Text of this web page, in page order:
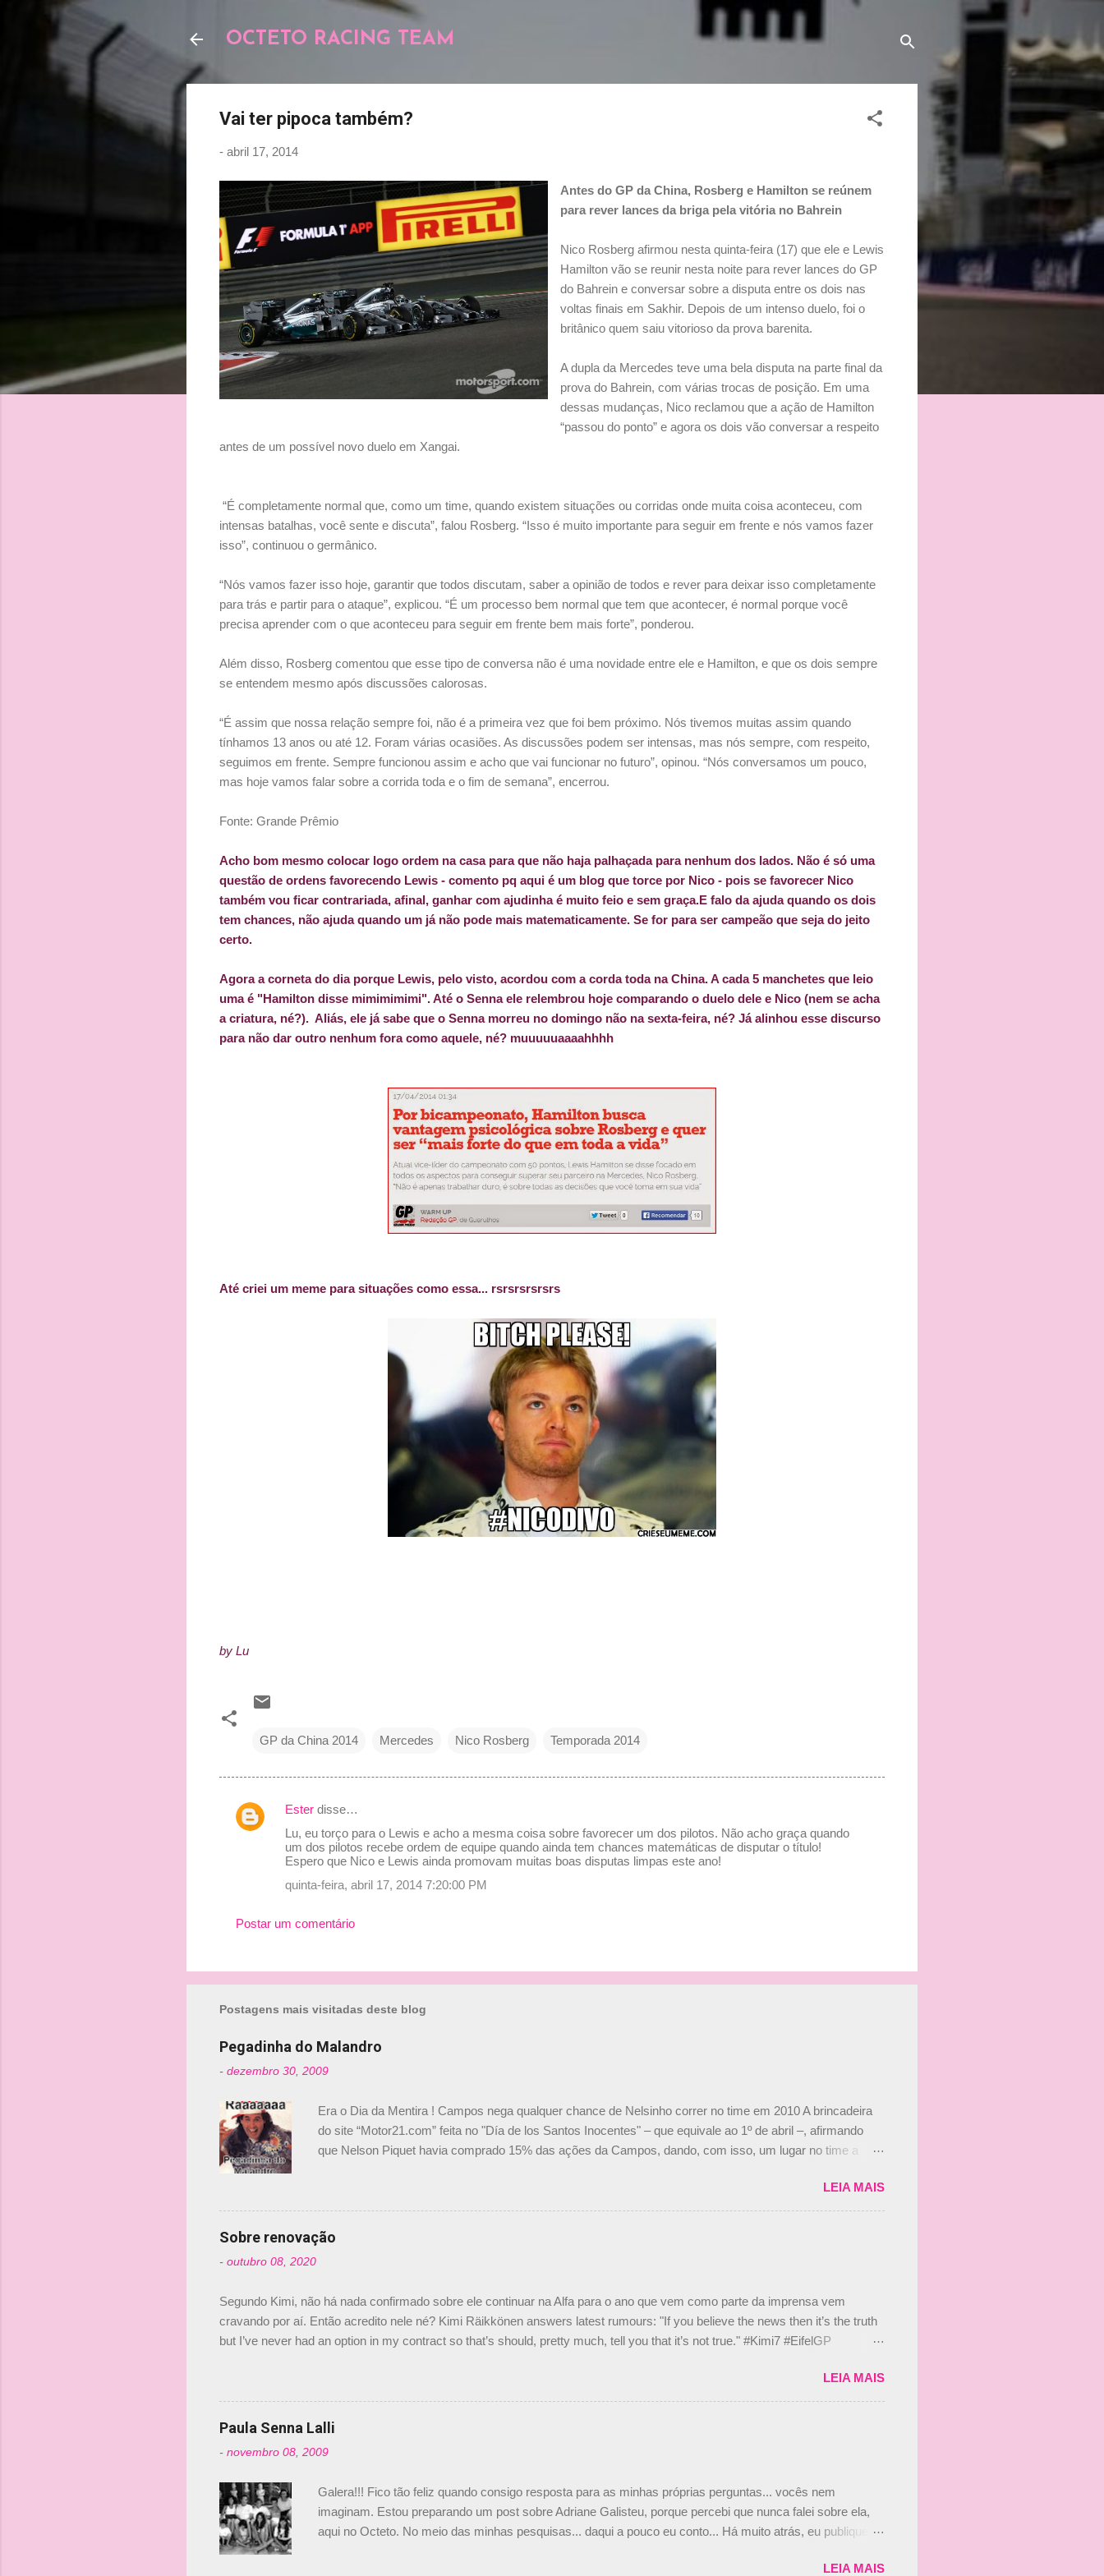
OCTETO RACING TEAM
Vai ter pipoca também?
- abril 17, 2014
Antes do GP da China, Rosberg e Hamilton se reúnem
para rever lances da briga pela vitória no Bahrein
Nico Rosberg afirmou nesta quinta-feira (17) que ele e Lewis
Hamilton vão se reunir nesta noite para rever lances do GP
do Bahrein e conversar sobre a disputa entre os dois nas
voltas finais em Sakhir. Depois de um intenso duelo, foi o
britânico quem saiu vitorioso da prova barenita.
A dupla da Mercedes teve uma bela disputa na parte final da
prova do Bahrein, com várias trocas de posição. Em uma
dessas mudanças, Nico reclamou que a ação de Hamilton
“passou do ponto” e agora os dois vão conversar a respeito
antes de um possível novo duelo em Xangai.
“É completamente normal que, como um time, quando existem situações ou corridas onde muita coisa aconteceu, com
intensas batalhas, você sente e discuta”, falou Rosberg. “Isso é muito importante para seguir em frente e nós vamos fazer
isso”, continuou o germânico.
“Nós vamos fazer isso hoje, garantir que todos discutam, saber a opinião de todos e rever para deixar isso completamente
para trás e partir para o ataque”, explicou. “É um processo bem normal que tem que acontecer, é normal porque você
precisa aprender com o que aconteceu para seguir em frente bem mais forte”, ponderou.
Além disso, Rosberg comentou que esse tipo de conversa não é uma novidade entre ele e Hamilton, e que os dois sempre
se entendem mesmo após discussões calorosas.
“É assim que nossa relação sempre foi, não é a primeira vez que foi bem próximo. Nós tivemos muitas assim quando
tínhamos 13 anos ou até 12. Foram várias ocasiões. As discussões podem ser intensas, mas nós sempre, com respeito,
seguimos em frente. Sempre funcionou assim e acho que vai funcionar no futuro”, opinou. “Nós conversamos um pouco,
mas hoje vamos falar sobre a corrida toda e o fim de semana”, encerrou.
Fonte: Grande Prêmio
Acho bom mesmo colocar logo ordem na casa para que não haja palhaçada para nenhum dos lados. Não é só uma
questão de ordens favorecendo Lewis - comento pq aqui é um blog que torce por Nico - pois se favorecer Nico
também vou ficar contrariada, afinal, ganhar com ajudinha é muito feio e sem graça.E falo da ajuda quando os dois
tem chances, não ajuda quando um já não pode mais matematicamente. Se for para ser campeão que seja do jeito
certo.
Agora a corneta do dia porque Lewis, pelo visto, acordou com a corda toda na China. A cada 5 manchetes que leio
uma é "Hamilton disse mimimimimi". Até o Senna ele relembrou hoje comparando o duelo dele e Nico (nem se acha
a criatura, né?). Aliás, ele já sabe que o Senna morreu no domingo não na sexta-feira, né? Já alinhou esse discurso
para não dar outro nenhum fora como aquele, né? muuuuuaaaahhhh
Até criei um meme para situações como essa... rsrsrsrsrsrs
by Lu
GP da China 2014 Mercedes Nico Rosberg Temporada 2014
C
s
Ester disse…
Lu, eu torço para o Lewis e acho a mesma coisa sobre favorecer um dos pilotos. Não acho graça quando
um dos pilotos recebe ordem de equipe quando ainda tem chances matemáticas de disputar o título!
Espero que Nico e Lewis ainda promovam muitas boas disputas limpas este ano!
quinta-feira, abril 17, 2014 7:20:00 PM
Postar um comentário
Postagens mais visitadas deste blog
Pegadinha do Malandro
- dezembro 30, 2009
Era o Dia da Mentira ! Campos nega qualquer chance de Nelsinho correr no time em 2010 A brincadeira
do site “Motor21.com” feita no "Día de los Santos Inocentes" – que equivale ao 1º de abril –, afirmando
que Nelson Piquet havia comprado 15% das ações da Campos, dando, com isso, um lugar no time a
dirigente foi taxativo ao declarar que o brasileiro não será o companheiro de Bruno Senna em 2010. "Na
verdade, nós recebemos uma oferta de Piquet", admitiu Audetto. “Mas depois de ter assinado com Bruno
Senna, não podemos ter dois brasileiros”, explicou, dizendo ainda que não tem nada contra o filho do
LEIA MAIS
Sobre renovação
- outubro 08, 2020
Segundo Kimi, não há nada confirmado sobre ele continuar na Alfa para o ano que vem como parte da imprensa vem
cravando por aí. Então acredito nele né? Kimi Räikkönen answers latest rumours: "If you believe the news then it’s the truth
but I’ve never had an option in my contract so that’s should, pretty much, tell you that it’s not true." #Kimi7 #EifelGP
falando sobre o fato do Iceman estar há tantos anos na F1. What is it like to have Kimi as a team mate? 🙌 Over to you,
@RGrosjean ! #EifelGP 🇩🇪 #F1 pic.twitter.com/GSAu1LWnwW — Formula 1 (@F1) October 8, 2020 Beijinhos, Ludy
LEIA MAIS
Paula Senna Lalli
- novembro 08, 2009
Galera!!! Fico tão feliz quando consigo resposta para as minhas próprias perguntas... vocês nem
imaginam. Estou preparando um post sobre Adriane Galisteu, porque percebi que nunca falei sobre ela,
aqui no Octeto. No meio das minhas pesquisas... daqui a pouco eu conto... Há muito atrás, eu publiquei
Bruno, é sua irmã caçula, Paula Senna. Fui questionada, porque todos achavam que a Viviane Senna
LEIA MAIS